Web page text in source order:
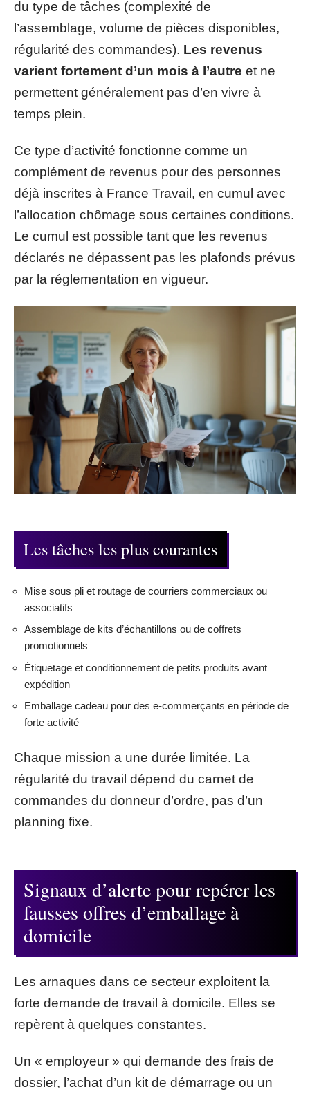
du type de tâches (complexité de
l’assemblage, volume de pièces disponibles,
régularité des commandes). Les revenus
varient fortement d’un mois à l’autre et ne
permettent généralement pas d’en vivre à
temps plein.
Ce type d’activité fonctionne comme un
complément de revenus pour des personnes
déjà inscrites à France Travail, en cumul avec
l’allocation chômage sous certaines conditions.
Le cumul est possible tant que les revenus
déclarés ne dépassent pas les plafonds prévus
par la réglementation en vigueur.
Les tâches les plus courantes
Mise sous pli et routage de courriers commerciaux ou
associatifs
Assemblage de kits d’échantillons ou de coffrets
promotionnels
Étiquetage et conditionnement de petits produits avant
expédition
Emballage cadeau pour des e-commerçants en période de
forte activité
Chaque mission a une durée limitée. La
régularité du travail dépend du carnet de
commandes du donneur d’ordre, pas d’un
planning fixe.
Signaux d’alerte pour repérer les
fausses offres d’emballage à
domicile
Les arnaques dans ce secteur exploitent la
forte demande de travail à domicile. Elles se
repèrent à quelques constantes.
Un « employeur » qui demande des frais de
dossier, l’achat d’un kit de démarrage ou un